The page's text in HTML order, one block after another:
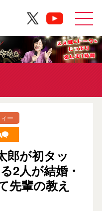
ー
郎が初タッ
2人が結婚・
先輩の教え